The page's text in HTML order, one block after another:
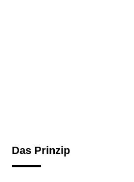
Das Prinzip